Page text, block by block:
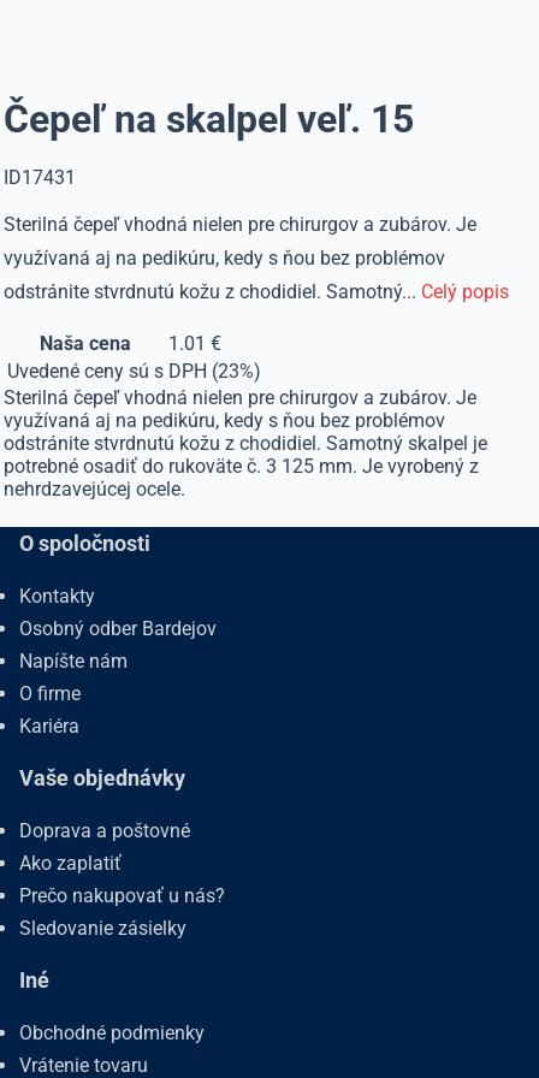
Čepeľ na skalpel veľ. 15
ID17431
Sterilná čepeľ vhodná nielen pre chirurgov a zubárov. Je
využívaná aj na pedikúru, kedy s ňou bez problémov
odstránite stvrdnutú kožu z chodidiel. Samotný... Celý popis
Naša cena
1.01 €
Uvedené ceny sú s DPH (23%)
Sterilná čepeľ vhodná nielen pre chirurgov a zubárov. Je
využívaná aj na pedikúru, kedy s ňou bez problémov
odstránite stvrdnutú kožu z chodidiel. Samotný skalpel je
potrebné osadiť do rukoväte č. 3 125 mm. Je vyrobený z
nehrdzavejúcej ocele.
O spoločnosti
Kontakty
Osobný odber Bardejov
Napíšte nám
O firme
Kariéra
Vaše objednávky
Doprava a poštovné
Ako zaplatiť
Prečo nakupovať u nás?
Sledovanie zásielky
Iné
Obchodné podmienky
Vrátenie tovaru